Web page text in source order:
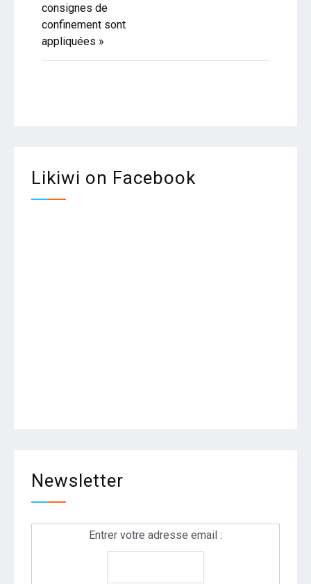
consignes de
confinement sont
appliquées »
Likiwi on Facebook
Newsletter
Entrer votre adresse email :